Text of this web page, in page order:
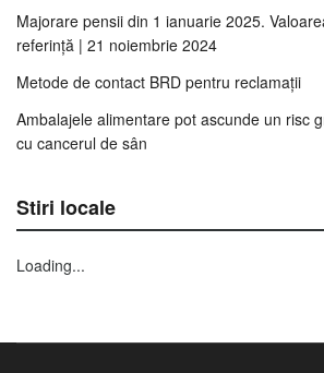
Majorare pensii din 1 ianuarie 2025.
referință | 21 noiembrie 2024
Metode de contact BRD pentru reclamații
Ambalajele alimentare pot ascunde un risc
cu cancerul de sân
Stiri locale
Loading...